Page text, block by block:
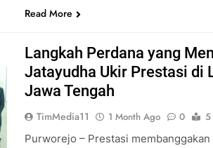
Read More
Langkah Perdana yang
Jatayudha Ukir Prestasi di
Jawa Tengah
TimMedia11 1 Month Ago 0
5
Purworejo – Prestasi